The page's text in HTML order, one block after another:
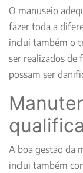
O manuseio
fazer toda a
inclui também o
ser realizados de
possam ser
A boa gestão da
inclui também